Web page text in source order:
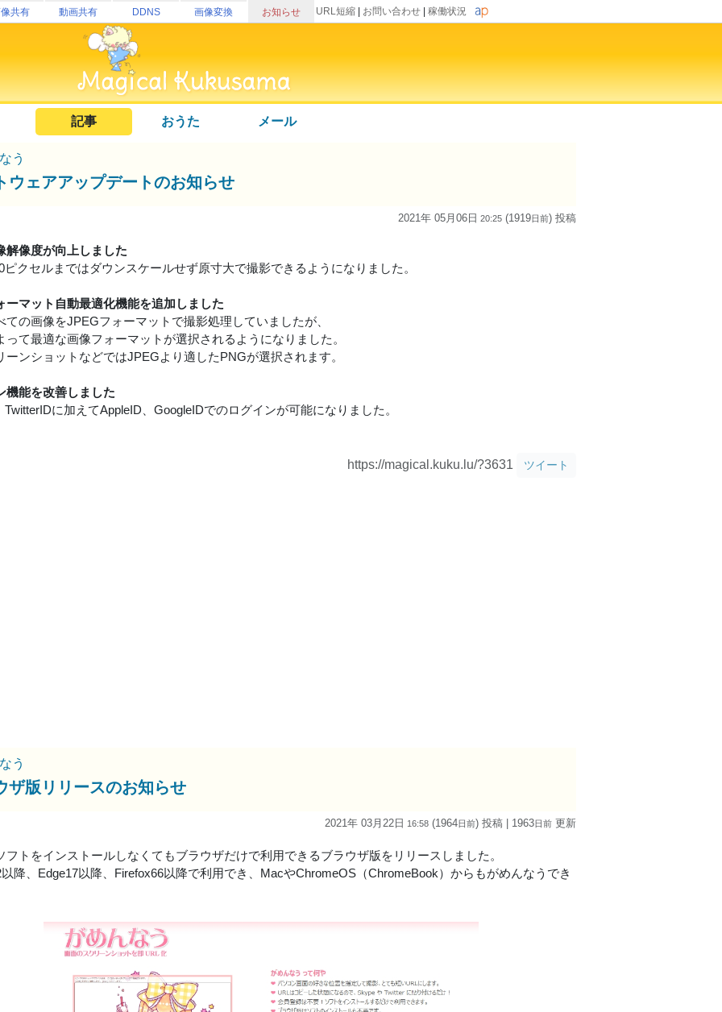
共有 動画共有 DDNS 画像変換 お知らせ URL短縮 お問い合わせ 稼働状況
記事 おうた メール
う
ウェアアップデートのお知らせ
2021年 05月06日 20:25 (1919日前) 投稿
解像度が向上しました
ピクセルまではダウンスケールせず原寸大で撮影できるようになりました。
ーマット自動最適化機能を追加しました
ての画像をJPEGフォーマットで撮影処理していましたが、
って最適な画像フォーマットが選択されるようになりました。
ーンショットなどではJPEGより適したPNGが選択されます。
機能を改善しました
TwitterIDに加えてAppleID、GoogleIDでのログインが可能になりました。
https://magical.kuku.lu/?3631 ツイート
う
ザ版リリースのお知らせ
2021年 03月22日 16:58 (1964日前) 投稿 | 1963日前 更新
フトをインストールしなくてもブラウザだけで利用できるブラウザ版をリリースしました。
降、Edge17以降、Firefox66以降で利用でき、MacやChromeOS（ChromeBook）からもがめんなうでき